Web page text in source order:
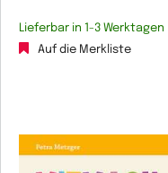
Lieferbar in 1-3 Werktagen
Auf die Merkliste